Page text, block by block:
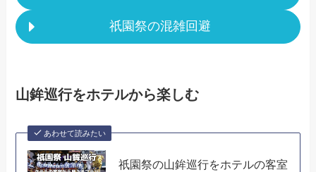
祇園祭の混雑回避
山鉾巡行をホテルから楽しむ
あわせて読みたい
祇園祭の山鉾巡行をホテルの客室